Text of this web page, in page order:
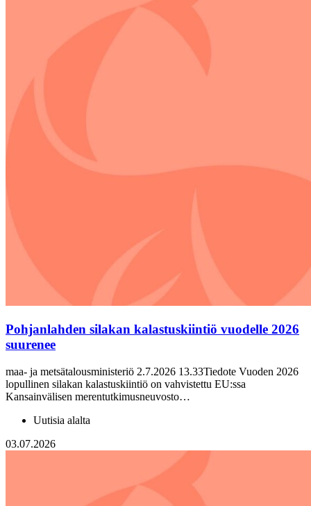
Pohjanlahden silakan kalastuskiintiö vuodelle 2026
suurenee
maa- ja metsätalousministeriö 2.7.2026 13.33Tiedote Vuoden 2026
lopullinen silakan kalastuskiintiö on vahvistettu EU:ssa
Kansainvälisen merentutkimusneuvosto…
Uutisia alalta
03.07.2026